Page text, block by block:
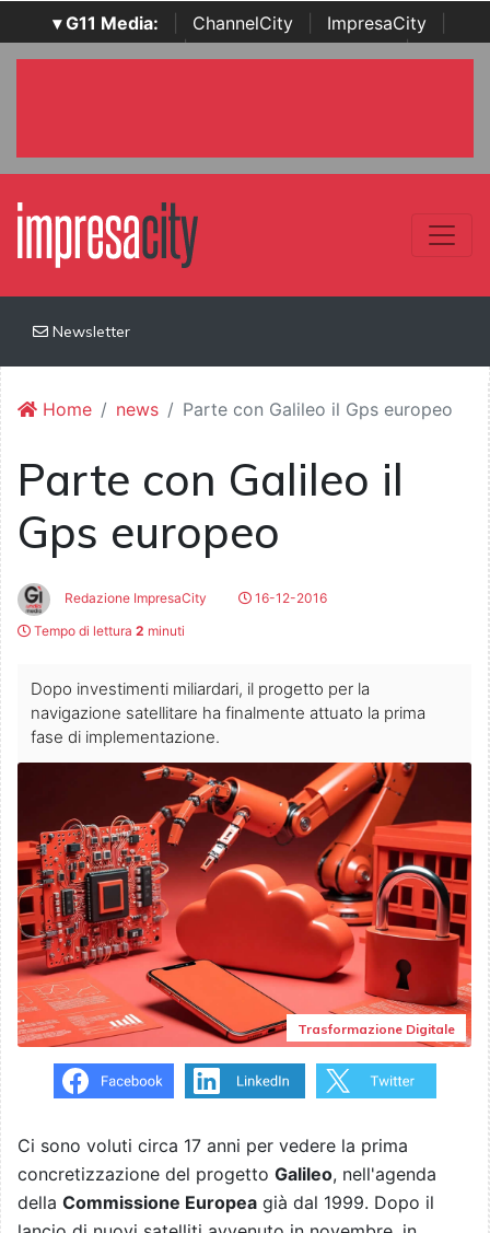
▾ G11 Media: ChannelCity ImpresaCity
SecurityOpenLab | Italian Channel Awards | Italian
Newsletter
Home news Parte con Galileo il Gps europeo
Parte con Galileo il
Gps europeo
Redazione ImpresaCity
16-12-2016
Tempo di lettura 2 minuti
Dopo investimenti miliardari, il progetto per la
navigazione satellitare ha finalmente attuato la prima
fase di implementazione.
Trasformazione Digitale
Ci sono voluti circa 17 anni per vedere la prima
concretizzazione del progetto Galileo, nell'agenda
della Commissione Europea già dal 1999. Dopo il